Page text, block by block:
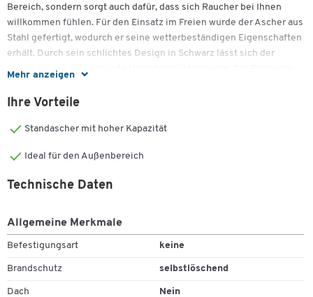
Mehr anzeigen
Bereich, sondern sorgt auch dafür, dass sich Raucher bei Ihnen
willkommen fühlen. Für den Einsatz im Freien wurde der Ascher aus
Stahl gefertigt, wodurch er seine wetterbeständigen Eigenschaften
erhält. Durch sein schlichtes Design in Schwarz lässt sich der
Standaschenbecher in jede Umgebung integrieren. Die Bauweise
Sauerstoffreduzierung erreicht, wodurch Zigarettenreste schneller
herausnehmbaren Inneneimer unkompliziert entsorgen. Um Ihnen
bietet Ihnen der Standascher Aladdin der Marke Rubbermaid ein
er auch bei stärkerem Wind standsicher.
Produkthighlights:
Ihre Vorteile
Standascher mit hoher Kapazität
Ideal für den Außenbereich
Technische Daten
Allgemeine Merkmale
Befestigungsart keine
Brandschutz selbstlöschend
Dach Nein